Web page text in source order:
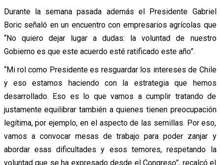
Durante la semana pasada además el Presidente Gabriel
Boric señaló en un encuentro con empresarios agrícolas que
“No quiero dejar lugar a dudas: la voluntad de nuestro
Gobierno es que este acuerdo esté ratificado este año”.
“Mi rol como Presidente es resguardar los intereses de Chile
y eso estamos haciendo con la estrategia que hemos
desarrollado. Eso es lo que vamos a cumplir tratando de
justamente equilibrar también a quienes tienen preocupación
legítima, por ejemplo, en el aspecto de las semillas. Por eso,
vamos a convocar mesas de trabajo para poder zanjar y
abordar esas dificultades y esos temores, respetando la
voluntad que se ha expresado desde el Congreso”, recalcó el